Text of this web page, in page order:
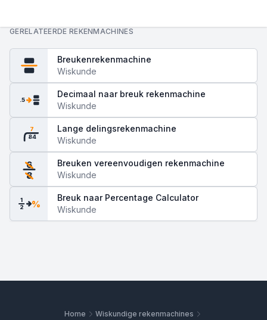
GERELATEERDE REKENMACHINES
Breukenrekenmachine
Wiskunde
.5
Decimaal naar breuk rekenmachine
Wiskunde
84
7
Lange delingsrekenmachine
Wiskunde
6
8
Breuken vereenvoudigen rekenmachine
Wiskunde
1
2 %
Breuk naar Percentage Calculator
Wiskunde
Home
Wiskundige rekenmachines